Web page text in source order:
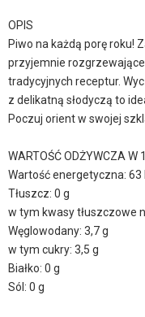
OPIS
Piwo na każdą porę roku!
przyjemnie
tradycyjnych receptur.
z delikatną słodyczą to
Poczuj orient w swojej
WARTOŚĆ ODŻYWCZA W
Wartość energetyczna: 63
Tłuszcz: 0 g
w tym kwasy tłuszczowe
Węglowodany: 3,7 g
w tym cukry: 3,5 g
Białko: 0 g
Sól: 0 g